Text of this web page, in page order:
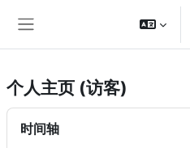
个人主页 (访客)
版块
跳过 时间轴
时间轴